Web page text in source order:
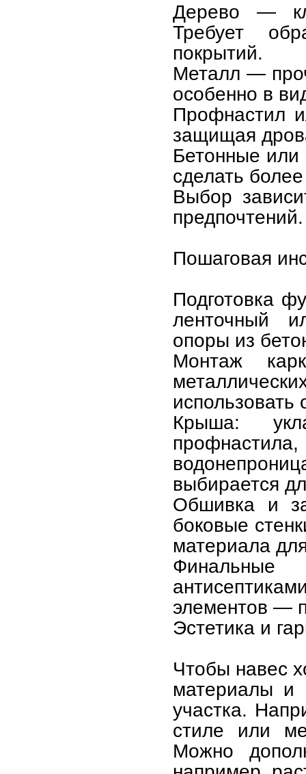
Дерево —
Требует
покрытий.
Металл —
особенно в
Профнастил
защищая
Бетонные
сделать
Выбор
предпочтений.
Пошаговая
Подготовка
ленточный
опоры из
Монтаж
использовать
Крыша:
выбирается
Обшивка и
боковые
материала
элементов —
Эстетика и
Чтобы навес
материалы и
участка.
стиле или
Можно